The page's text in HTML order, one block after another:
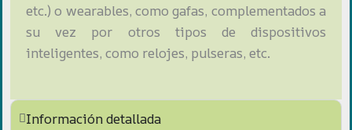
etc.) o wearables, como gafas, complementados a
su vez por otros tipos de dispositivos
inteligentes, como relojes, pulseras, etc.
Información detallada